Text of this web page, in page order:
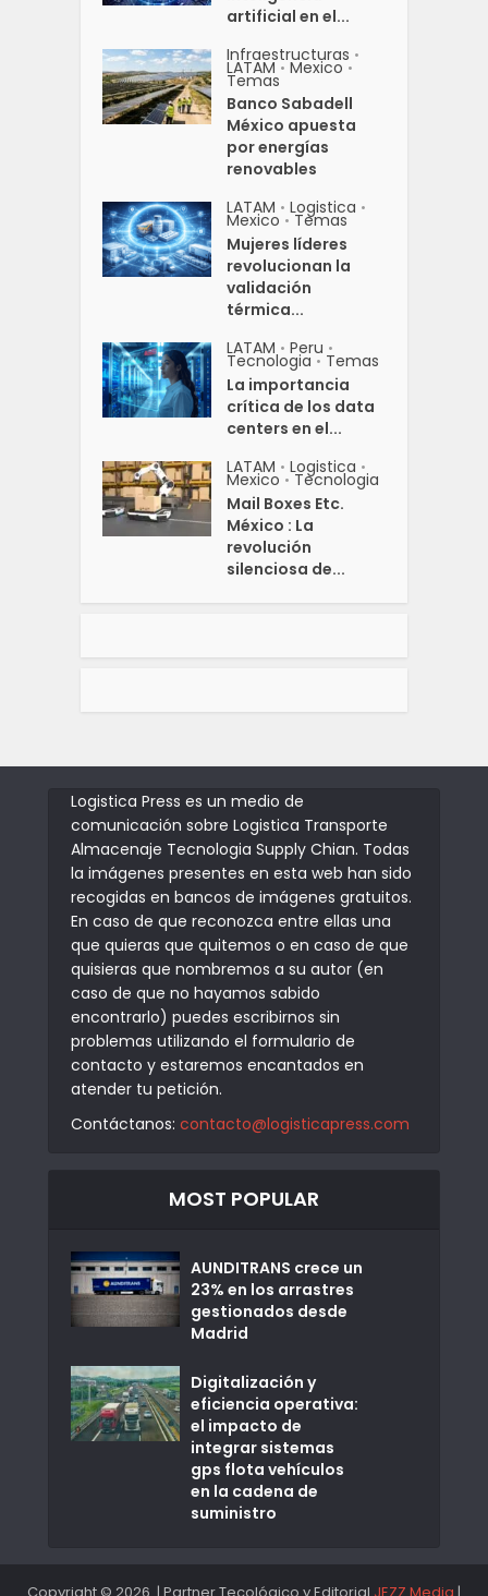
artificial en el...
Infraestructuras •
LATAM • Mexico •
Temas
Banco Sabadell
México apuesta
por energías
renovables
LATAM • Logistica •
Mexico • Temas
Mujeres líderes
revolucionan la
validación
térmica...
LATAM • Peru •
Tecnologia • Temas
La importancia
crítica de los data
centers en el...
LATAM • Logistica •
Mexico • Tecnologia
Mail Boxes Etc.
México : La
revolución
silenciosa de...
Logistica Press es un medio de
comunicación sobre Logistica Transporte
Almacenaje Tecnologia Supply Chian. Todas
la imágenes presentes en esta web han sido
recogidas en bancos de imágenes gratuitos.
En caso de que reconozca entre ellas una
que quieras que quitemos o en caso de que
quisieras que nombremos a su autor (en
caso de que no hayamos sabido
encontrarlo) puedes escribirnos sin
problemas utilizando el formulario de
contacto y estaremos encantados en
atender tu petición.
Contáctanos: contacto@logisticapress.com
MOST POPULAR
AUNDITRANS crece un
23% en los arrastres
gestionados desde
Madrid
Digitalización y
eficiencia operativa:
el impacto de
integrar sistemas
gps flota vehículos
en la cadena de
suministro